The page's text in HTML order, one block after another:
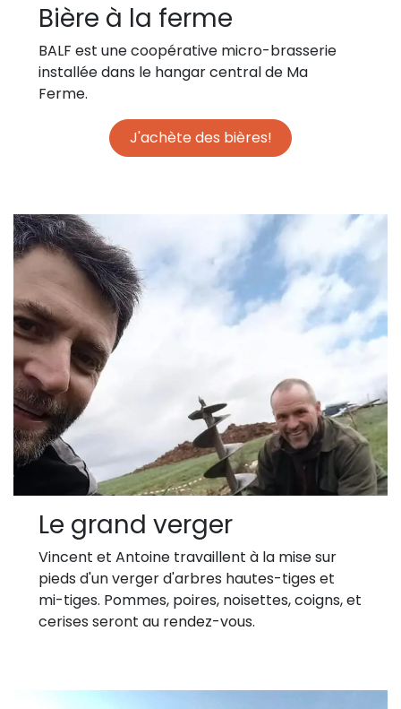
Bière à la ferme
BALF est une coopérative micro-brasserie
installée dans le hangar central de Ma
Ferme.
J'achète des bières!
Le grand verger
Vincent et Antoine travaillent à la mise sur
pieds d'un verger d'arbres hautes-tiges et
mi-tiges. Pommes, poires, noisettes, coigns, et
cerises seront au rendez-vous.